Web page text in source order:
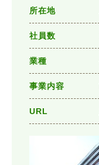
所在地
社員数
業種
事業内容
URL